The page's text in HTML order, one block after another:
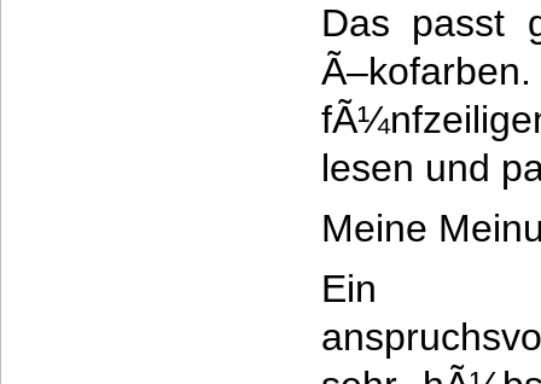
Das passt
lesen und
Meine
Ein